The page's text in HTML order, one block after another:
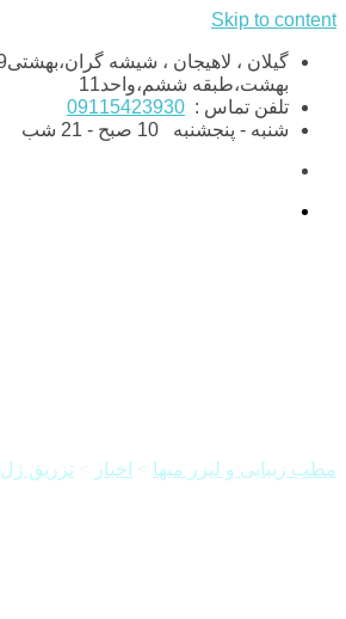
Skip to content
بهشت،طبقه ششم،واحد11
تلفن تماس : 09115423930
شنبه - پنجشنبه
مطب زیبایی و لیزر میها اخبار تزریق ژل